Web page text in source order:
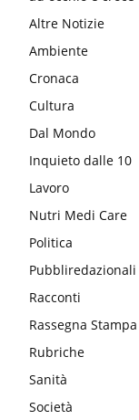
Altre Notizie
Ambiente
Cronaca
Cultura
Dal Mondo
Inquieto dalle 10
Lavoro
Nutri Medi Care
Politica
Pubbliredazionali
Racconti
Rassegna Stampa
Rubriche
Sanità
Società